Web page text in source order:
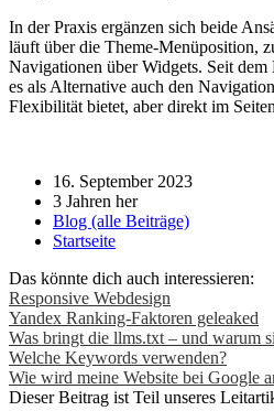
In der Praxis ergänzen sich beide
läuft über die Theme-Menüposition,
Navigationen über Widgets. Seit
es als Alternative auch den
Flexibilität bietet, aber direkt im
16. September 2023
3 Jahren her
Blog (alle Beiträge)
Startseite
Das könnte dich auch interessieren:
Responsive Webdesign
Yandex Ranking-Faktoren geleaked
Was bringt die llms.txt – und warum
Welche Keywords verwenden?
Wie wird meine Website bei Google
Dieser Beitrag ist Teil unseres